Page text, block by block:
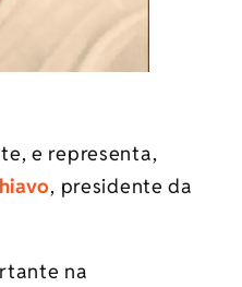
e representa,
, presidente da
na